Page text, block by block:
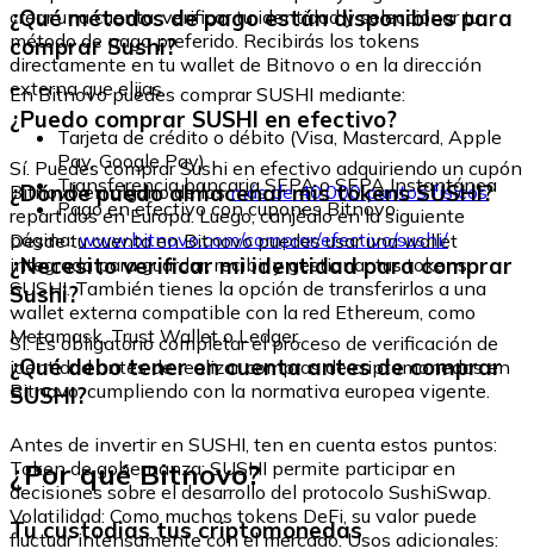
crear una cuenta, verificar tu identidad y seleccionar tu
método de pago preferido. Recibirás los tokens
directamente en tu wallet de Bitnovo o en la dirección
externa que elijas.
¿Qué métodos de pago están disponibles para
comprar Sushi?
En Bitnovo puedes comprar SUSHI mediante:
Tarjeta de crédito o débito (Visa, Mastercard, Apple
Pay, Google Pay)
Transferencia bancaria SEPA o SEPA Instantánea
Pago en efectivo con cupones Bitnovo
¿Puedo comprar SUSHI en efectivo?
Sí. Puedes comprar Sushi en efectivo adquiriendo un cupón
Bitnovo en alguno de losmás de 40.000 puntos físicos
repartidos en Europa. Luego, canjéalo en la siguiente
página:www.bitnovo.com/comprar/efectivo/sushi/
¿Dónde puedo almacenar mis tokens SUSHI?
Desde tu cuenta en Bitnovo puedes usar una wallet
integrada para guardar, recibir y gestionar tus tokens
SUSHI. También tienes la opción de transferirlos a una
wallet externa compatible con la red Ethereum, como
Metamask, Trust Wallet o Ledger.
¿Necesito verificar mi identidad para comprar
Sushi?
Sí. Es obligatorio completar el proceso de verificación de
identidad antes de realizar compras de criptomonedas en
Bitnovo, cumpliendo con la normativa europea vigente.
¿Qué debo tener en cuenta antes de comprar
SUSHI?
Antes de invertir en SUSHI, ten en cuenta estos puntos:
Token de gobernanza: SUSHI permite participar en
decisiones sobre el desarrollo del protocolo SushiSwap.
Volatilidad: Como muchos tokens DeFi, su valor puede
fluctuar intensamente con el mercado. Usos adicionales:
¿Por qué Bitnovo?
Tu custodias tus criptomonedas